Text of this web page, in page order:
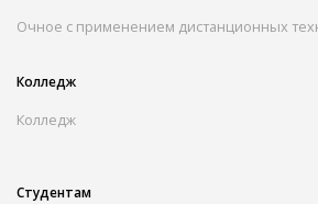
Очное с применением дистанционных
Колледж
Колледж
Студентам